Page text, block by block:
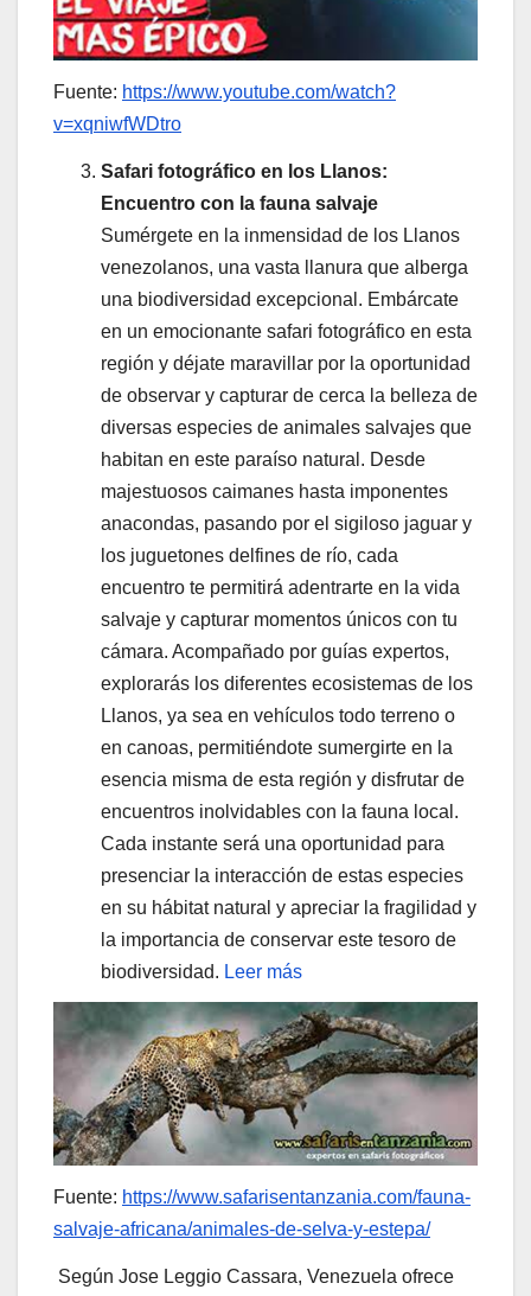
Fuente: https://www.youtube.com/watch?
v=xqniwfWDtro
Safari fotográfico en los Llanos:
Encuentro con la fauna salvaje
Sumérgete en la inmensidad de los Llanos
venezolanos, una vasta llanura que alberga
una biodiversidad excepcional. Embárcate
en un emocionante safari fotográfico en esta
región y déjate maravillar por la oportunidad
de observar y capturar de cerca la belleza de
diversas especies de animales salvajes que
habitan en este paraíso natural. Desde
majestuosos caimanes hasta imponentes
anacondas, pasando por el sigiloso jaguar y
los juguetones delfines de río, cada
encuentro te permitirá adentrarte en la vida
salvaje y capturar momentos únicos con tu
cámara. Acompañado por guías expertos,
explorarás los diferentes ecosistemas de los
Llanos, ya sea en vehículos todo terreno o
en canoas, permitiéndote sumergirte en la
esencia misma de esta región y disfrutar de
encuentros inolvidables con la fauna local.
Cada instante será una oportunidad para
presenciar la interacción de estas especies
en su hábitat natural y apreciar la fragilidad y
la importancia de conservar este tesoro de
biodiversidad. Leer más
Fuente: https://www.safarisentanzania.com/fauna-
salvaje-africana/animales-de-selva-y-estepa/
Según Jose Leggio Cassara, Venezuela ofrece